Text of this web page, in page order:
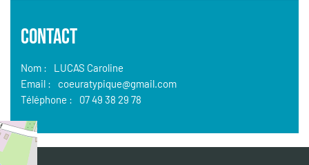
CONTACT
Nom :
LUCAS Caroline
Email :
coeuratypique@gmail.com
Téléphone :
07 49 38 29 78